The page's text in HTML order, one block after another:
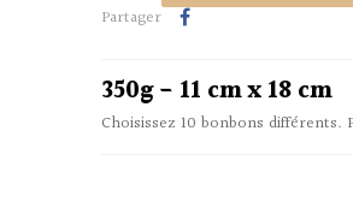
Partager
350g - 11 cm x 18 cm
Choisissez 10 bonbons différents.